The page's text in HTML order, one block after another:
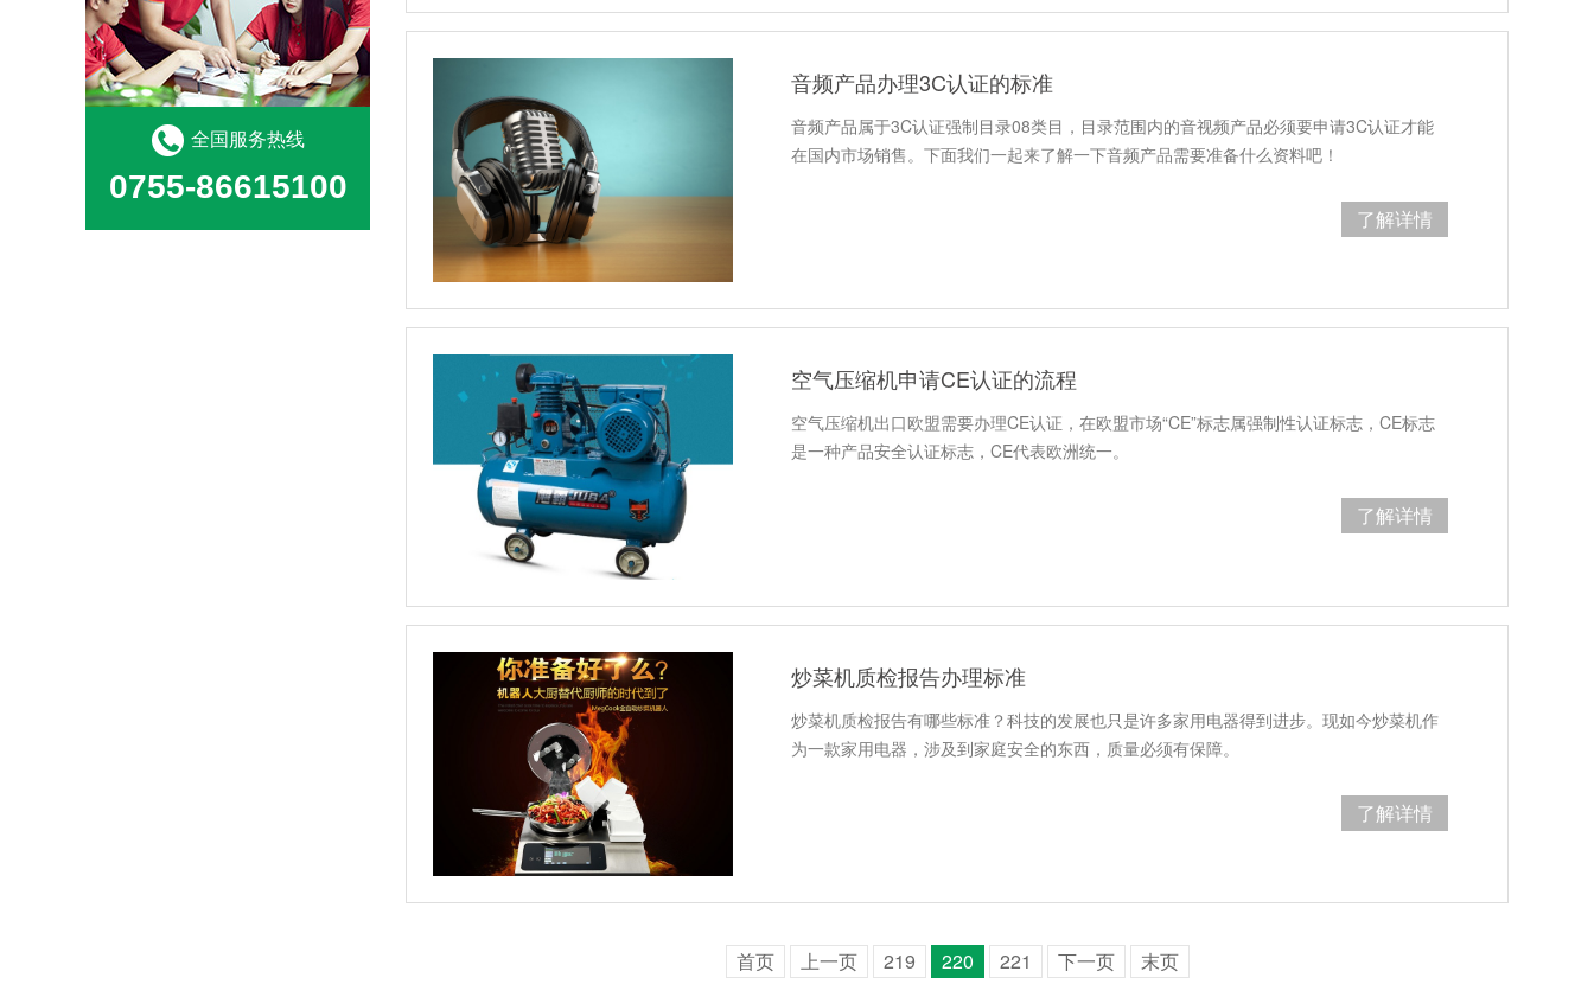
音频产品办理3C认证的标准
音频产品属于3C认证强制目录08类目，目录范围内的音视频产品必须要申请3C认证才能
在国内市场销售。下面我们一起来了解一下音频产品需要准备什么资料吧！
了解详情
空气压缩机申请CE认证的流程
空气压缩机出口欧盟需要办理CE认证，在欧盟市场“CE”标志属强制性认证标志，CE标志
是一种产品安全认证标志，CE代表欧洲统一。
了解详情
炒菜机质检报告办理标准
炒菜机质检报告有哪些标准？科技的发展也只是许多家用电器得到进步。现如今炒菜机作
为一款家用电器，涉及到家庭安全的东西，质量必须有保障。
了解详情
首页 上一页 219 220 221 下一页 末页
全国服务热线
0755-86615100